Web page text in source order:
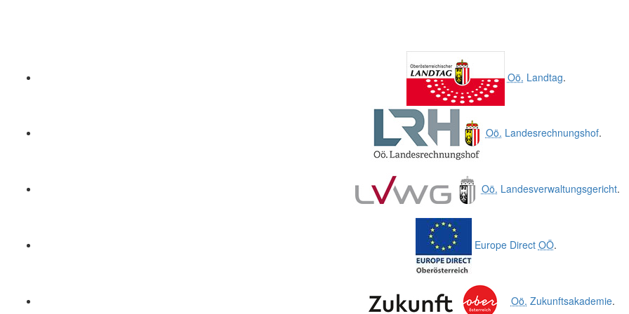
Oö. Landtag.
Oö. Landesrechnungshof.
Oö. Landesverwaltungsgericht.
Europe Direct OÖ.
Oö. Zukunftsakademie.